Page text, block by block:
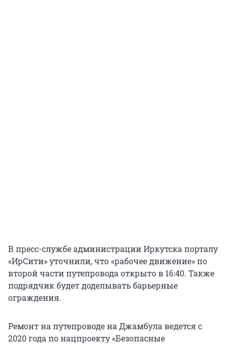
В пресс-службе администрации Иркутска порталу
«ИрСити» уточнили, что «рабочее движение» по
второй части путепровода открыто в 16:40. Также
подрядчик будет доделывать барьерные
ограждения.
Ремонт на путепроводе на Джамбула ведется с
2020 года по нацпроекту «Безопасные